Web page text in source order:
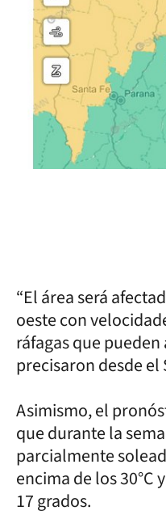
“El área será
oeste con
ráfagas que
precisaron desde el
Asimismo, el
que durante la
parcialmente
encima de los 30°C
17 grados.